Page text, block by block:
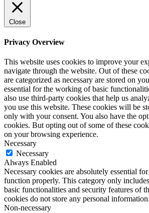
Close
Privacy Overview
This website uses cookies to improve your
navigate through the website. Out of these
are categorized as necessary are stored on
essential for the working of basic
also use third-party cookies that help us
you use this website. These cookies will be
only with your consent. You also have the
cookies. But opting out of some of these
on your browsing experience.
Necessary
Necessary
Always Enabled
Necessary cookies are absolutely essential
function properly. This category only
basic functionalities and security features of
cookies do not store any personal information.
Non-necessary